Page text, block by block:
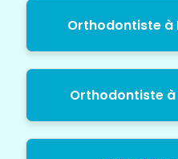
Orthodontiste à
Orthodontiste à